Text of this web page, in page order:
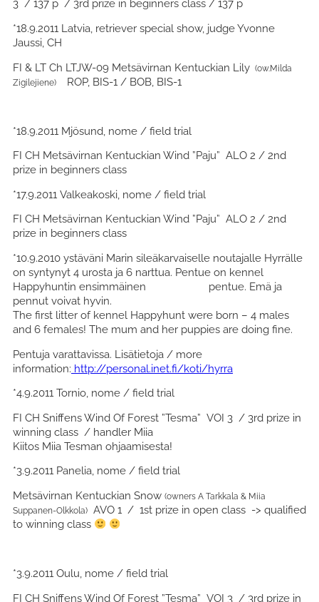
3 / 137 p / 3rd prize in beginners class / 137 p
*18.9.2011 Latvia, retriever special show, judge Yvonne
Jaussi, CH
FI & LT Ch LTJW-09 Metsävirnan Kentuckian Lily (ow.Milda
Zigilejiene) ROP, BIS-1 / BOB, BIS-1
*18.9.2011 Mjösund, nome / field trial
FI CH Metsävirnan Kentuckian Wind ”Paju” ALO 2 / 2nd
prize in beginners class
*17.9.2011 Valkeakoski, nome / field trial
FI CH Metsävirnan Kentuckian Wind ”Paju” ALO 2 / 2nd
prize in beginners class
*10.9.2010 ystäväni Marin sileäkarvaiselle noutajalle Hyrrälle
on syntynyt 4 urosta ja 6 narttua. Pentue on kennel
Happyhuntin ensimmäinen pentue. Emä ja
pennut voivat hyvin.
The first litter of kennel Happyhunt were born – 4 males
and 6 females! The mum and her puppies are doing fine.
Pentuja varattavissa. Lisätietoja / more
information: http://personal.inet.fi/koti/hyrra
*4.9.2011 Tornio, nome / field trial
FI CH Sniffens Wind Of Forest ”Tesma” VOI 3 / 3rd prize in
winning class / handler Miia
Kiitos Miia Tesman ohjaamisesta!
*3.9.2011 Panelia, nome / field trial
Metsävirnan Kentuckian Snow (owners A Tarkkala & Miia
Suppanen-Olkkola) AVO 1 / 1st prize in open class -> qualified
to winning class
*3.9.2011 Oulu, nome / field trial
FI CH Sniffens Wind Of Forest ”Tesma” VOI 3 / 3rd prize in